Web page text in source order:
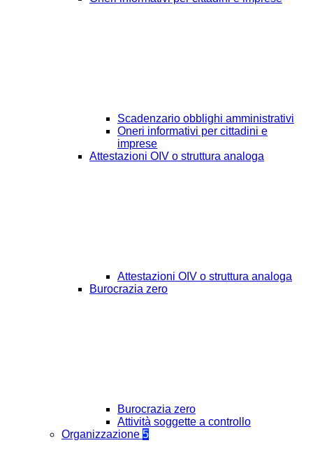
Scadenzario obblighi amministrativi
Oneri informativi per cittadini e
imprese
Attestazioni OIV o struttura analoga
Attestazioni OIV o struttura analoga
Burocrazia zero
Burocrazia zero
Attività soggette a controllo
Organizzazione 5